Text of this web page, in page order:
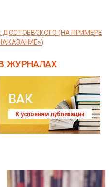
(НА ПРИМЕРЕ
ЖУРНАЛАХ
ВАК
К условиям публикации